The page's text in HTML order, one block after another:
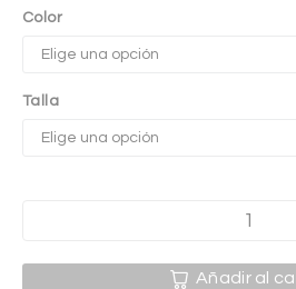
Color
Talla
Añadir al